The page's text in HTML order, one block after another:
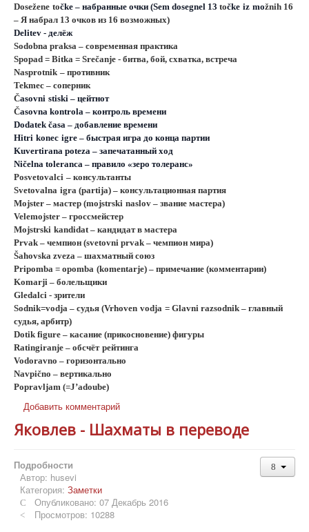
Dosežene točke – набранные очки (Sem dosegnel 13 točke iz možnih 16
– Я набрал 13 очков из 16 возможных)
Delitev - делёж
Sodobna praksa – современная практика
Spopad = Bitka = Srečanje - битва, бой, схватка, встреча
Nasprotnik – противник
Tekmec – соперник
Časovni stiski – цейтнот
Časovna kontrola – контроль времени
Dodatek časa – добавление времени
Hitri konec igre – быстрая игра до конца партии
Kuvertirana poteza – запечатанный ход
Ničelna toleranca – правило «зеро толеранс»
Posvetovalci – консультанты
Svetovalna igra (partija) – консультационная партия
Mojster – мастер (mojstrski naslov – звание мастера)
Velemojster – гроссмейстер
Mojstrski kandidat – кандидат в мастера
Prvak – чемпион (svetovni prvak – чемпион мира)
Šahovska zveza – шахматный союз
Pripomba = opomba (komentarje) – примечание (комментарии)
Komarji – болельщики
Gledalci - зрители
Sodnik=vodja – судья (Vrhoven vodja = Glavni razsodnik – главный
судья, арбитр)
Dotik figure – касание (прикосновение) фигуры
Ratingiranje – обсчёт рейтинга
Vodoravno – горизонтально
Navpično – вертикально
Popravljam (=J’adoube)
Добавить комментарий
Яковлев - Шахматы в переводе
Подробности
Автор: husevi
Категория: Заметки
Опубликовано: 07 Декабрь 2016
Просмотров: 10288